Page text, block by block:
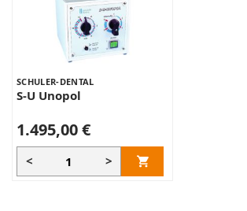
SCHULER-DENTAL
S-U Unopol
1.495,00 €
< >